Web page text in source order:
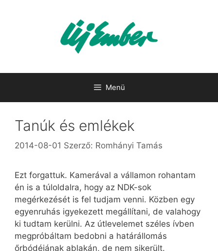
Menü
Tanúk és emlékek
2014-08-01 Szerző: Romhányi Tamás
Ezt forgattuk. Kamerával a vállamon rohantam
én is a túloldalra, hogy az NDK-sok
megérkezését is fel tudjam venni. Közben egy
egyenruhás igyekezett megállítani, de valahogy
ki tudtam kerülni. Az útlevelemet széles ívben
megpróbáltam bedobni a határállomás
őrbódéjának ablakán, de nem sikerült.